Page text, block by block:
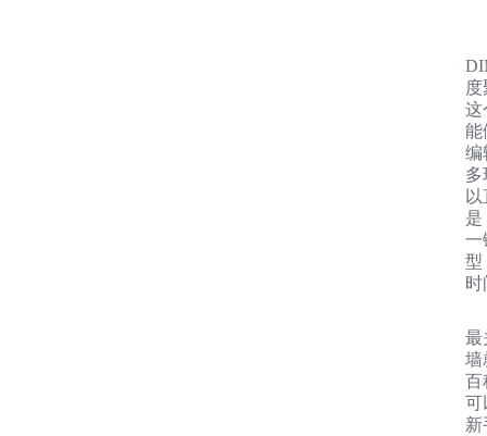
这
能
编
多
是
一
型
时
最
墙
百
可
新